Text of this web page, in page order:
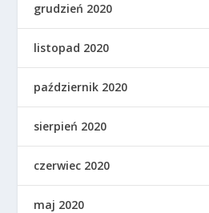
grudzień 2020
listopad 2020
październik 2020
sierpień 2020
czerwiec 2020
maj 2020